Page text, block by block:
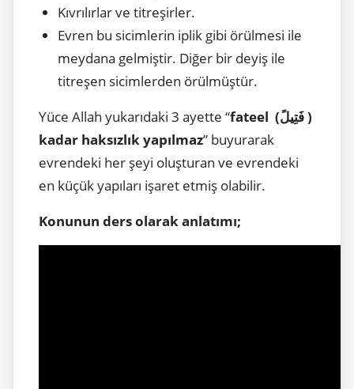
Kıvrılırlar ve titreşirler.
Evren bu sicimlerin iplik gibi örülmesi ile
meydana gelmiştir. Diğer bir deyiş ile
titreşen sicimlerden örülmüştür.
Yüce Allah yukarıdaki 3 ayette “fateel (فَتِيلً )
kadar haksızlık yapılmaz” buyurarak
evrendeki her şeyi oluşturan ve evrendeki
en küçük yapıları işaret etmiş olabilir.
Konunun ders olarak anlatımı;